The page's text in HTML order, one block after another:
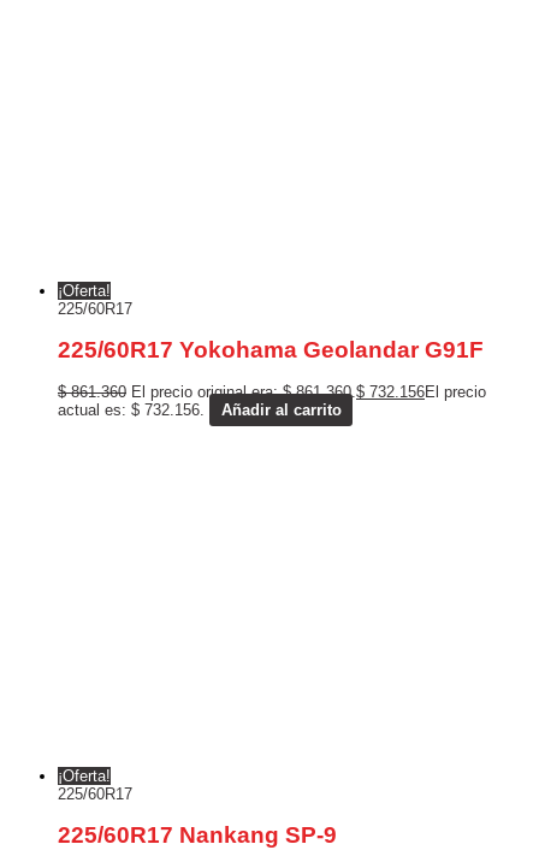
¡Oferta!
225/60R17
225/60R17 Yokohama Geolandar G91F
$861.360 El precio original era: $ 861.360.$ 732.156El precio
actual es: $ 732.156.
Añadir al carrito
¡Oferta!
225/60R17
225/60R17 Nankang SP-9